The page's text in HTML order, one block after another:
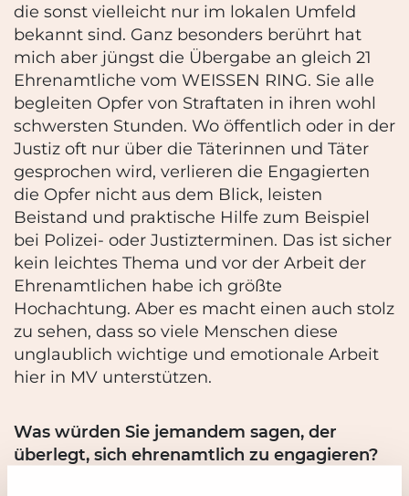
die sonst vielleicht nur im lokalen Umfeld
bekannt sind. Ganz besonders berührt hat
mich aber jüngst die Übergabe an gleich 21
Ehrenamtliche vom WEISSEN RING. Sie alle
begleiten Opfer von Straftaten in ihren wohl
schwersten Stunden. Wo öffentlich oder in der
Justiz oft nur über die Täterinnen und Täter
gesprochen wird, verlieren die Engagierten
die Opfer nicht aus dem Blick, leisten
Beistand und praktische Hilfe zum Beispiel
bei Polizei- oder Justizterminen. Das ist sicher
kein leichtes Thema und vor der Arbeit der
Ehrenamtlichen habe ich größte
Hochachtung. Aber es macht einen auch stolz
zu sehen, dass so viele Menschen diese
unglaublich wichtige und emotionale Arbeit
hier in MV unterstützen.
Was würden Sie jemandem sagen, der
überlegt, sich ehrenamtlich zu engagieren?